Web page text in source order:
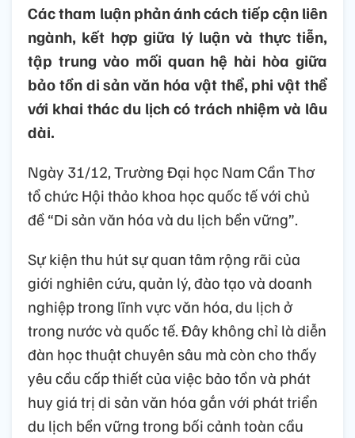
Các tham luận phản ánh cách tiếp cận liên
ngành, kết hợp giữa lý luận và thực tiễn,
tập trung vào mối quan hệ hài hòa giữa
bảo tồn di sản văn hóa vật thể, phi vật thể
với khai thác du lịch có trách nhiệm và lâu
dài.
Ngày 31/12, Trường Đại học Nam Cần Thơ
tổ chức Hội thảo khoa học quốc tế với chủ
đề “Di sản văn hóa và du lịch bền vững”.
Sự kiện thu hút sự quan tâm rộng rãi của
giới nghiên cứu, quản lý, đào tạo và doanh
nghiệp trong lĩnh vực văn hóa, du lịch ở
trong nước và quốc tế. Đây không chỉ là diễn
đàn học thuật chuyên sâu mà còn cho thấy
yêu cầu cấp thiết của việc bảo tồn và phát
huy giá trị di sản văn hóa gắn với phát triển
du lịch bền vững trong bối cảnh toàn cầu